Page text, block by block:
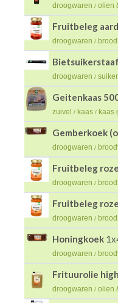
droogwaren / olien
Fruitbeleg
droogwaren /
droogwaren /
Geitenkaas
zuivel / kaas / kaas
Gemberkoek
droogwaren /
Fruitbeleg
droogwaren /
Fruitbeleg
droogwaren /
Honingkoek
droogwaren /
Frituurolie
droogwaren / olien